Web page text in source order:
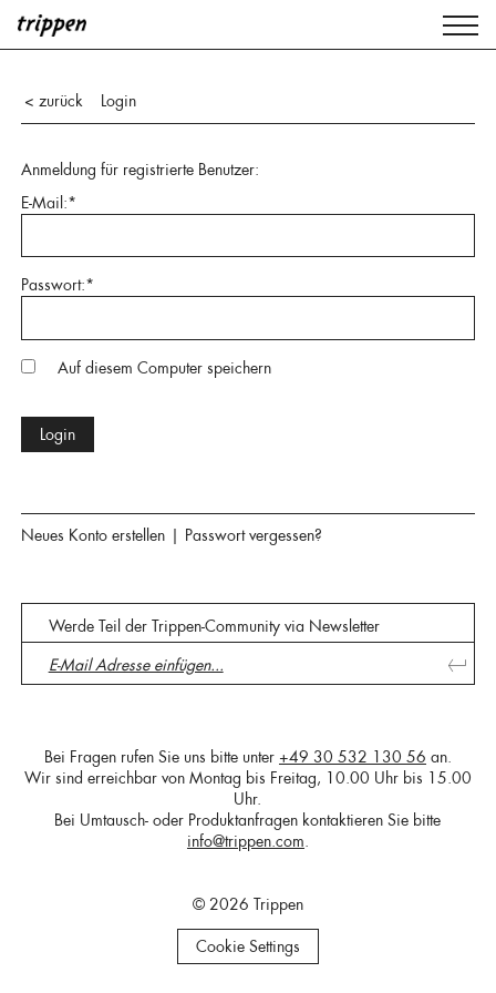
< zurück Login
Anmeldung für registrierte Benutzer:
E-Mail:*
Passwort:*
Auf diesem Computer speichern
Neues Konto erstellen | Passwort vergessen?
Werde Teil der Trippen-Community via Newsletter
Bei Fragen rufen Sie uns bitte unter +49 30 532 130 56 an.
Wir sind erreichbar von Montag bis Freitag, 10.00 Uhr bis 15.00
Uhr.
Bei Umtausch- oder Produktanfragen kontaktieren Sie bitte
info@trippen.com.
© 2026 Trippen
Cookie Settings